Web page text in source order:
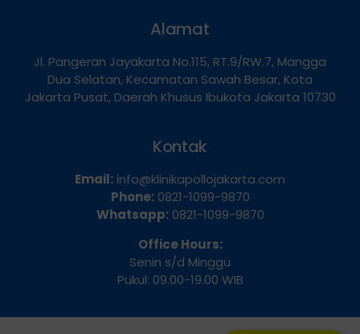
Alamat
Jl. Pangeran Jayakarta No.115, RT.9/RW.7, Mangga
Dua Selatan, Kecamatan Sawah Besar, Kota
Jakarta Pusat, Daerah Khusus Ibukota Jakarta 10730
Kontak
Email: info@klinikapollojakarta.com
Phone:0821-1099-9870
Whatsapp:0821-1099-9870
Office Hours:
Senin s/d Minggu
Pukul: 09.00-19.00 WIB